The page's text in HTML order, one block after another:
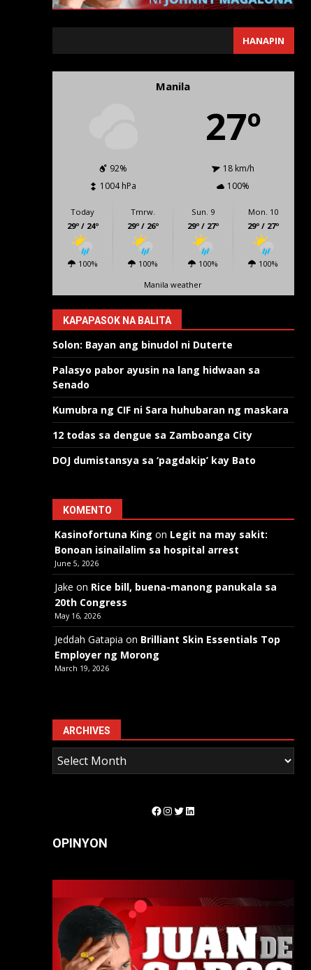
HANAPIN
Manila
27º
92%
18 km/h
1004 hPa
100%
Today
29º / 24º
100%
Tmrw.
29º / 26º
100%
Sun. 9
29º / 27º
100%
Mon. 10
29º / 27º
100%
Manila weather
KAPAPASOK NA BALITA
Solon: Bayan ang binudol ni Duterte
Palasyo pabor ayusin na lang hidwaan sa
Senado
Kumubra ng CIF ni Sara huhubaran ng maskara
12 todas sa dengue sa Zamboanga City
DOJ dumistansya sa ‘pagdakip’ kay Bato
KOMENTO
Kasinofortuna King on Legit na may sakit:
Bonoan isinailalim sa hospital arrest
June 5, 2026
Jake on Rice bill, buena-manong panukala sa
20th Congress
May 16, 2026
Jeddah Gatapia on Brilliant Skin Essentials Top
Employer ng Morong
March 19, 2026
ARCHIVES
Facebook
Instagram
Twitter
LinkedIn
OPINYON